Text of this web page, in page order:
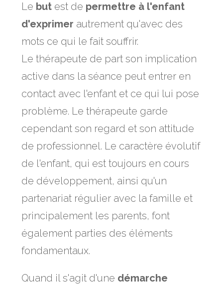
Le but est de permettre à l'enfant
d'exprimer autrement qu'avec des
mots ce qui le fait souffrir.
Le thérapeute de part son implication
active dans la séance peut entrer en
contact avec l'enfant et ce qui lui pose
problème. Le thérapeute garde
cependant son regard et son attitude
de professionnel. Le caractère évolutif
de l'enfant, qui est toujours en cours
de développement, ainsi qu'un
partenariat régulier avec la famille et
principalement les parents, font
également parties des éléments
fondamentaux.
Quand il s'agit d'une démarche